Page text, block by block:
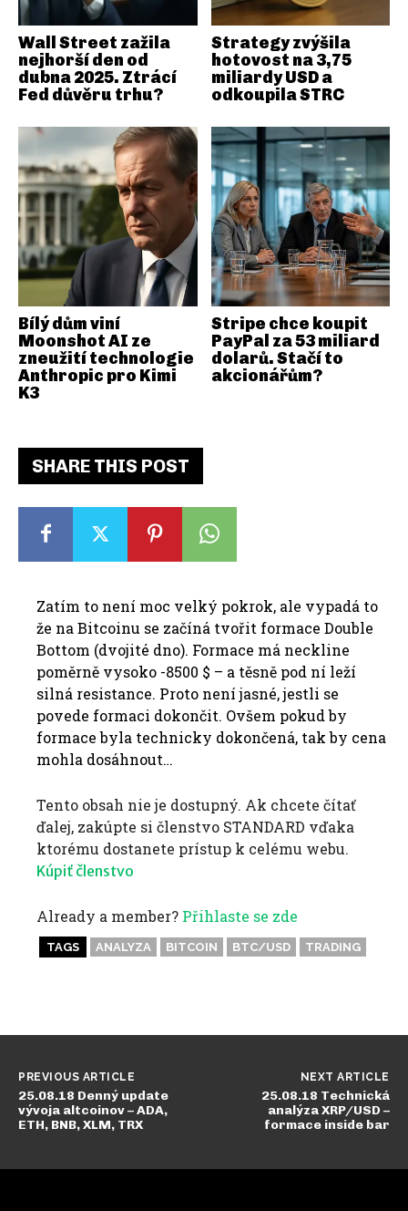
SHARE THIS POST
Zatím to není moc velký pokrok, ale vypadá to
že na Bitcoinu se začíná tvořit formace Double
Bottom (dvojité dno). Formace má neckline
poměrně vysoko -8500 $ – a těsně pod ní leží
silná resistance. Proto není jasné, jestli se
povede formaci dokončit. Ovšem pokud by
formace byla technicky dokončená, tak by cena
mohla dosáhnout…
Tento obsah nie je dostupný. Ak chcete čítať
ďalej, zakúpte si členstvo STANDARD vďaka
ktorému dostanete prístup k celému webu.
Kúpiť členstvo
Already a member? Přihlaste se zde
TAGS ANALYZA BITCOIN BTC/USD TRADING
Wall Street zažila
nejhorší den od
dubna 2025. Ztrácí
Fed důvěru trhu?
Strategy zvýšila
hotovost na 3,75
miliardy USD a
odkoupila STRC
Bílý dům viní
Moonshot AI ze
zneužití technologie
Anthropic pro Kimi
K3
Stripe chce koupit
PayPal za 53 miliard
dolarů. Stačí to
akcionářům?
PREVIOUS ARTICLE
25.08.18 Denný update
vývoja altcoinov – ADA,
ETH, BNB, XLM, TRX
NEXT ARTICLE
25.08.18 Technická
analýza XRP/USD –
formace inside bar